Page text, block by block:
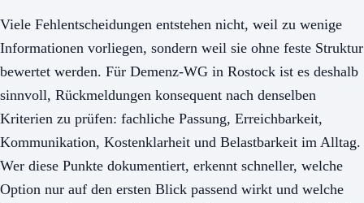
Viele Fehlentscheidungen entstehen nicht, weil zu wenige
Informationen vorliegen, sondern weil sie ohne feste Struktur
bewertet werden. Für Demenz-WG in Rostock ist es deshalb
sinnvoll, Rückmeldungen konsequent nach denselben
Kriterien zu prüfen: fachliche Passung, Erreichbarkeit,
Kommunikation, Kostenklarheit und Belastbarkeit im Alltag.
Wer diese Punkte dokumentiert, erkennt schneller, welche
Option nur auf den ersten Blick passend wirkt und welche